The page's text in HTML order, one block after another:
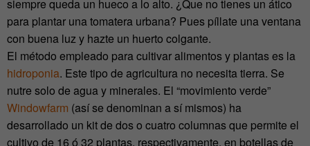
siempre queda un hueco a lo alto. ¿Que no tienes un ático
para plantar una tomatera urbana? Pues píllate una ventana
con buena luz y hazte un huerto colgante.
El método empleado para cultivar alimentos y plantas es la
hidroponia. Este tipo de agricultura no necesita tierra. Se
nutre solo de agua y minerales. El “movimiento verde”
Windowfarm (así se denominan a sí mismos) ha
desarrollado un kit de dos o cuatro columnas que permite el
cultivo de 16 ó 32 plantas, respectivamente, en botellas de